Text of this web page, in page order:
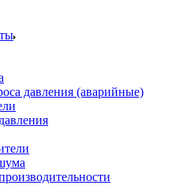
давления (аварийные)